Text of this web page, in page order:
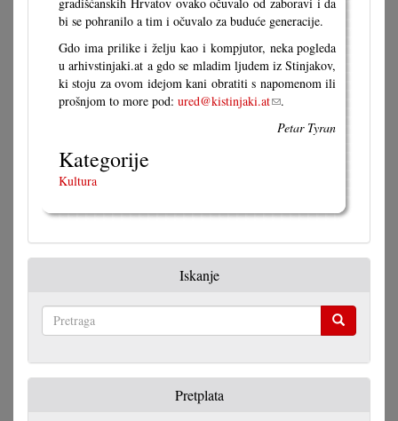
bi se pohranilo a tim i očuvalo za buduće generacije.
Gdo ima prilike i želju kao i kompjutor, neka pogleda
u arhivstinjaki.at a gdo se mladim ljudem iz Stinjakov,
ki stoju za ovom idejom kani obratiti s napomenom ili
prošnjom to more pod: ured@kistinjaki.at(link
e-
.
Petar Tyran
Kategorije
Kultura
Iskanje
Pretplata